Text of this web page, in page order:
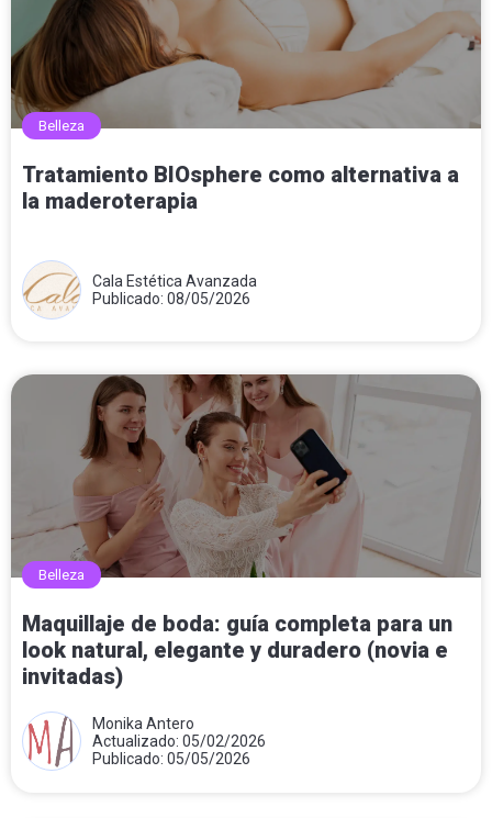
Belleza
Tratamiento BIOsphere como alternativa a
la maderoterapia
Cala Estética Avanzada
Publicado: 08/05/2026
Belleza
Maquillaje de boda: guía completa para un
look natural, elegante y duradero (novia e
invitadas)
Monika Antero
Actualizado: 05/02/2026
Publicado: 05/05/2026